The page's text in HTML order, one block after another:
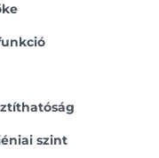
szint